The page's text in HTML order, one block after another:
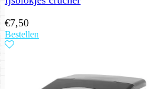
€7,50
Bestellen